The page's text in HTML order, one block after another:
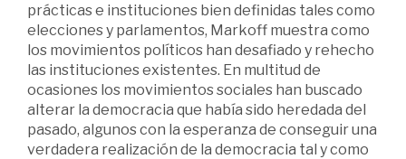
prácticas e instituciones bien definidas tales como
elecciones y parlamentos, Markoff muestra como
los movimientos políticos han desafiado y rehecho
las instituciones existentes. En multitud de
ocasiones los movimientos sociales han buscado
alterar la democracia que había sido heredada del
pasado, algunos con la esperanza de conseguir una
verdadera realización de la democracia tal y como